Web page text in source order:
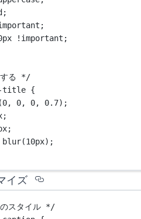
;
;
px !important ;
する */
title {
(0, 0, 0, 0.7);
;
;
blur(10px);
イズ Section titled
スタイル */